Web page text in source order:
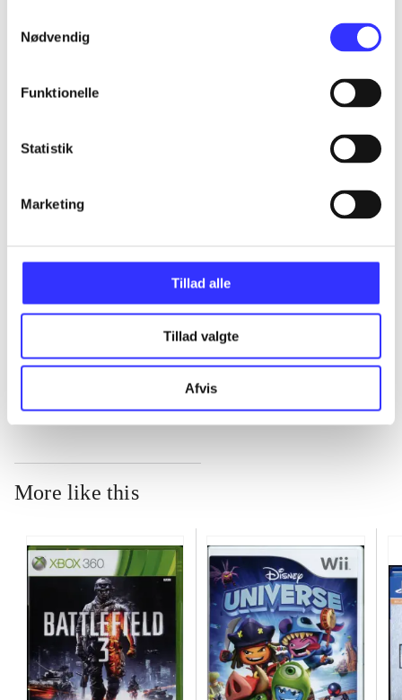
Nødvendig
Funktionelle
Statistik
Marketing
Tillad alle
Tillad valgte
Afvis
Articles
...
More like this